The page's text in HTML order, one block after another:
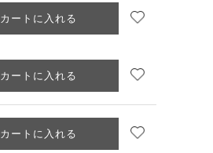
カートに入れる
カートに入れる
カートに入れる